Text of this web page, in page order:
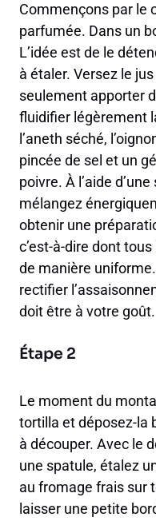
Commençons par le
parfumée. Dans un
L’idée est de le
à étaler. Versez le
seulement apporter
fluidifier légèrement
l’aneth séché,
pincée de sel et un
poivre. À l’aide
mélangez
obtenir une
c’est-à-dire dont
de manière
rectifier
doit être à votre goût.
Étape 2
Le moment du
tortilla et déposez-la
à découper. Avec le
une spatule, étalez
au fromage frais sur
laisser une petite